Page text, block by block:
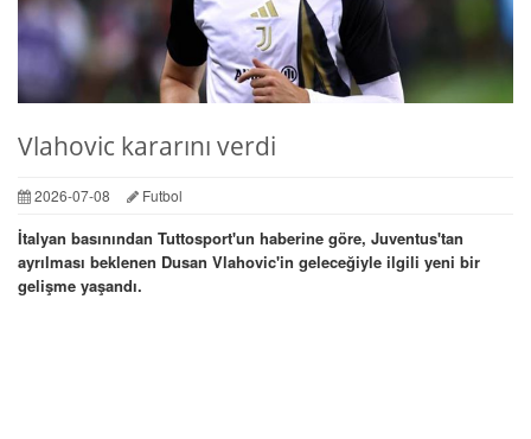
Vlahovic kararını verdi
2026-07-08 Futbol
İtalyan basınından Tuttosport'un haberine göre, Juventus'tan
ayrılması beklenen Dusan Vlahovic'in geleceğiyle ilgili yeni bir
gelişme yaşandı.